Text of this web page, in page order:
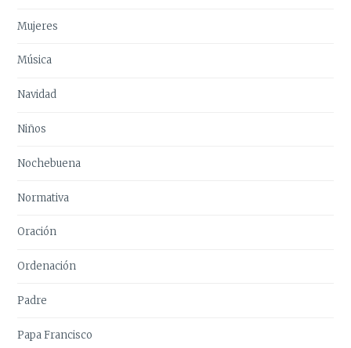
Mujeres
Música
Navidad
Niños
Nochebuena
Normativa
Oración
Ordenación
Padre
Papa Francisco